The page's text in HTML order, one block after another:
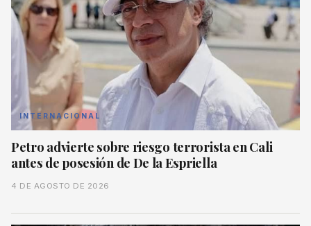
INTERNACIONAL
Petro advierte sobre riesgo terrorista en Cali
antes de posesión de De la Espriella
4 DE AGOSTO DE 2026